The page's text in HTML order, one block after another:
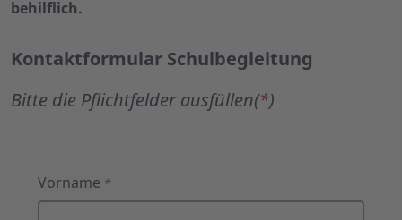
behilflich.
Kontaktformular Schulbegleitung
Bitte die Pflichtfelder ausfüllen(*)
Kontaktformular
Schulbegleitung
Vorname *